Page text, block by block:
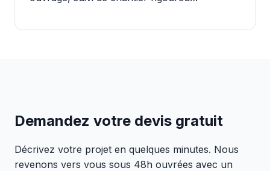
Demandez votre devis gratuit
Décrivez votre projet en quelques minutes. Nous
revenons vers vous sous 48h ouvrées avec un